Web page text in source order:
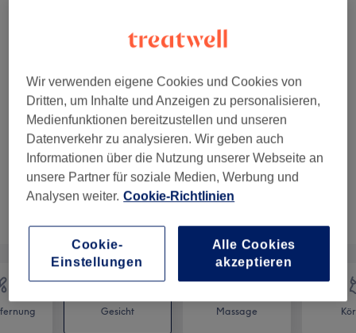
BioRePeel 3er Paket — 240€
(Individuelle Bestellung)
30 Min.
Details anzeigen
Elixier — Biorevitalisierendes Peeling
30 Min.Details anzeigen
50 € Auswählen
2 weitere passende Services anzeigen...
Nicht gefunden wonach du gesucht hast?
Gesicht Massage
Wir verwenden eigene Cookies und Cookies von
Dritten, um Inhalte und Anzeigen zu personalisieren,
Medienfunktionen bereitzustellen und unseren
Datenverkehr zu analysieren. Wir geben auch
Informationen über die Nutzung unserer Webseite an
unsere Partner für soziale Medien, Werbung und
Analysen weiter. Cookie-Richtlinien
Cookie-
Einstellungen
Alle Cookies
akzeptieren